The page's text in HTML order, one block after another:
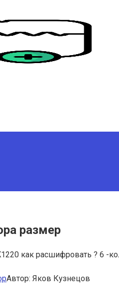
размер
как расшифровать ? 6 -
Автор: Яков Кузнецов